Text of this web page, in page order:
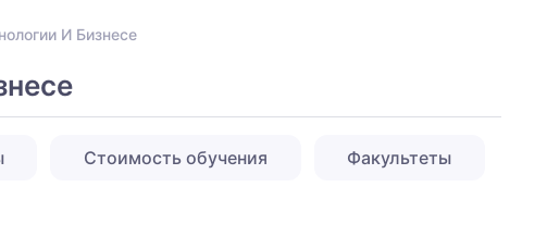
И Бизнесе
Стоимость обучения Факультеты